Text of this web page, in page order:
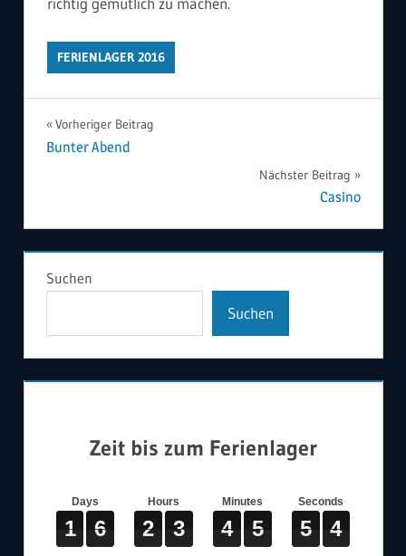
FERIENLAGER 2016
Beitragsnavigation
Vorheriger Beitrag
Bunter Abend
Nächster Beitrag
Casino
Suchen
Suchen
Zeit bis zum Ferienlager
Days
1
1
1
1 6
6
6
6
Hours
2
2
2
2 3
3
3
3
Minutes
4
4
4
4 5
5
5
5
Seconds
5
5
5
5 3
4
3
4